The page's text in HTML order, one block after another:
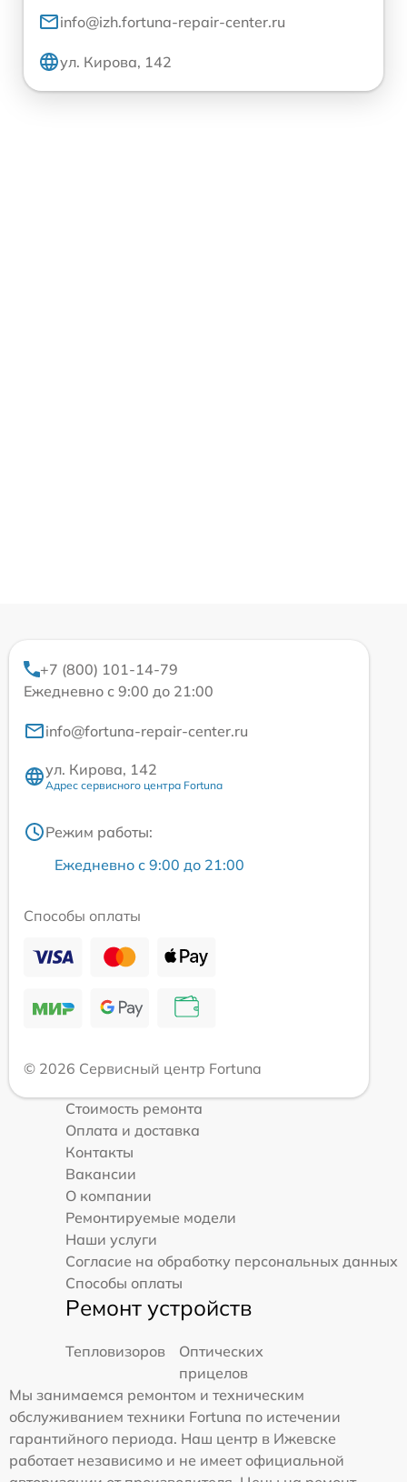
info@izh.fortuna-repair-center.ru
ул. Кирова, 142
+7 (800) 101-14-79
Ежедневно с 9:00 до 21:00
info@fortuna-repair-center.ru
ул. Кирова, 142
Адрес сервисного центра Fortuna
Режим работы:
Ежедневно с 9:00 до 21:00
Способы оплаты
© 2026 Сервисный центр Fortuna
Стоимость ремонта
Оплата и доставка
Контакты
Вакансии
О компании
Ремонтируемые модели
Наши услуги
Согласие на обработку персональных данных
Способы оплаты
Ремонт устройств
Тепловизоров
Оптических
прицелов
Мы занимаемся ремонтом и техническим
обслуживанием техники Fortuna по истечении
гарантийного периода. Наш центр в Ижевске
работает независимо и не имеет официальной